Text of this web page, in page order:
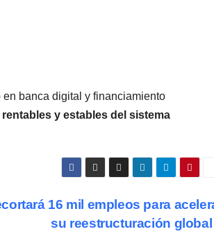
banca digital y financiamiento
y estables del sistema
16 mil empleos para
su reestructuración global